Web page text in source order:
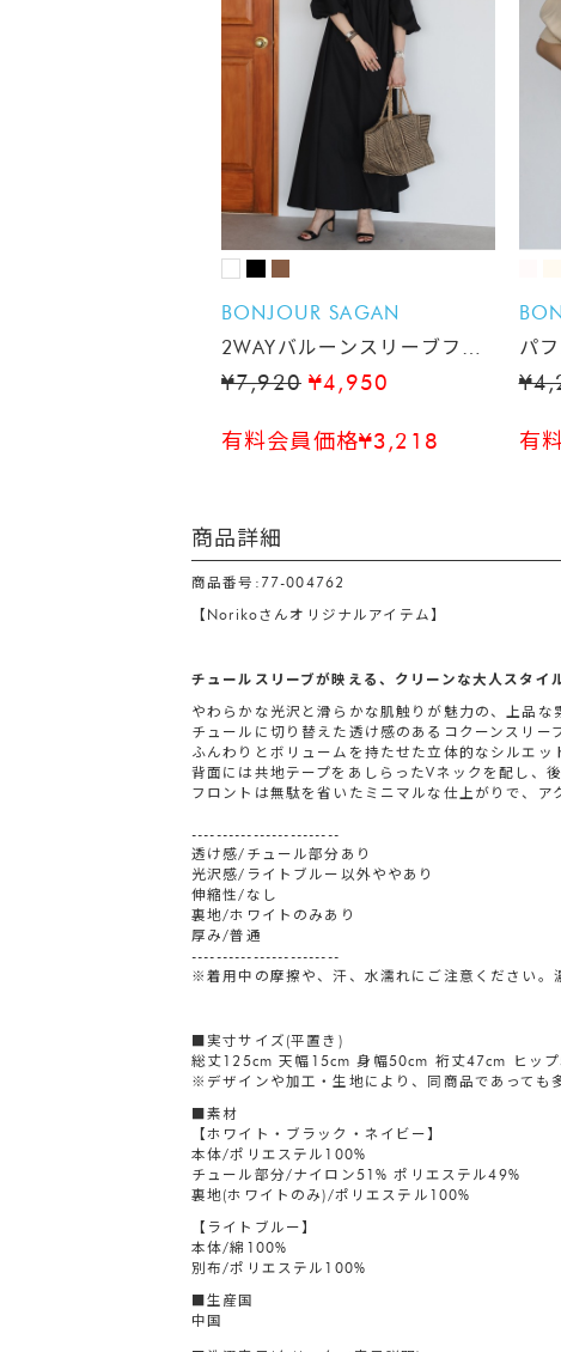
BONJOUR SAGAN
2WAYバルーンスリーブフレ
アワンピース
¥7,920 ¥4,950
有料会員価格¥3,218
パ
有
商品詳細
商品番号:77-004762
【Norikoさんオリジナルアイテム】
チュールスリーブが映える、クリーンな大人スタイ
やわらかな光沢と滑らかな肌触りが魅力の、上品な
チュールに切り替えた透け感のあるコクーンスリー
ふんわりとボリュームを持たせた立体的なシルエッ
背面には共地テープをあしらったVネックを配し、
フロントは無駄を省いたミニマルな仕上がりで、ア
------------------------
透け感/チュール部分あり
光沢感/ライトブルー以外ややあり
伸縮性/なし
裏地/ホワイトのみあり
厚み/普通
------------------------
※着用中の摩擦や、汗、水濡れにご注意ください。
■実寸サイズ(平置き)
総丈125cm 天幅15cm 身幅50cm 裄丈47cm ヒッ
※デザインや加工・生地により、同商品であっても
■素材
【ホワイト・ブラック・ネイビー】
本体/ポリエステル100%
チュール部分/ナイロン51% ポリエステル49%
裏地(ホワイトのみ)/ポリエステル100%
【ライトブルー】
本体/綿100%
別布/ポリエステル100%
■生産国
中国